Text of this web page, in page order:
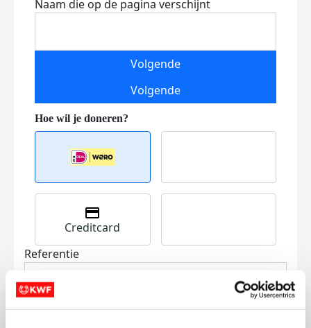
Naam die op de pagina verschijnt
Volgende
Volgende
Creditcard
Referentie